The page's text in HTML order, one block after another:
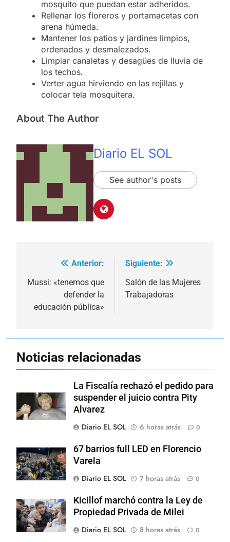
mosquito que puedan estar adheridos.
Rellenar los floreros y portamacetas con
arena húmeda.
Mantener los patios y jardines limpios,
ordenados y desmalezados.
Limpiar canaletas y desagües de lluvia de
los techos.
Verter agua hirviendo en las rejillas y
colocar tela mosquitera.
About The Author
Diario EL SOL
See author's posts
Navegación
de
entradas
Anterior:
Mussi: «tenemos que
defender la
educación pública»
Siguiente:
Salón de las Mujeres
Trabajadoras
Noticias relacionadas
La Fiscalía rechazó el pedido para
suspender el juicio contra Pity
Alvarez
Diario EL SOL
6 horas atrás 0
67 barrios full LED en Florencio
Varela
Diario EL SOL
7 horas atrás 0
Kicillof marchó contra la Ley de
Propiedad Privada de Milei
Diario EL SOL
8 horas atrás 0